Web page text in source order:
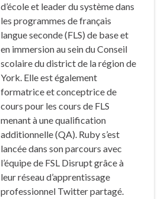
d’école et leader du système dans
les programmes de français
langue seconde (FLS) de base et
en immersion au sein du Conseil
scolaire du district de la région de
York. Elle est également
formatrice et conceptrice de
cours pour les cours de FLS
menant à une qualification
additionnelle (QA). Ruby s’est
lancée dans son parcours avec
l’équipe de FSL Disrupt grâce à
leur réseau d’apprentissage
professionnel Twitter partagé.